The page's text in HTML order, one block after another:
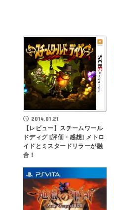
2014.01.21
【レビュー】スチームワール
ドディグ [評価・感想] メトロ
イドとミスタードリラーが融
合！